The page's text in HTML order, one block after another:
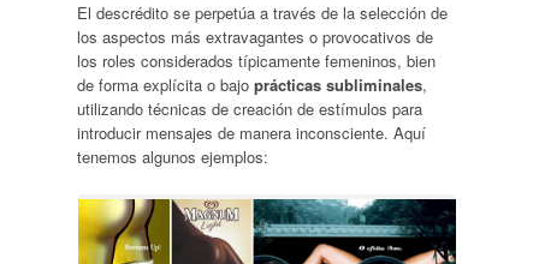
El descrédito se perpetúa a través de la selección de
los aspectos más extravagantes o provocativos de
los roles considerados típicamente femeninos, bien
de forma explícita o bajo prácticas subliminales,
utilizando técnicas de creación de estímulos para
introducir mensajes de manera inconsciente. Aquí
tenemos algunos ejemplos: